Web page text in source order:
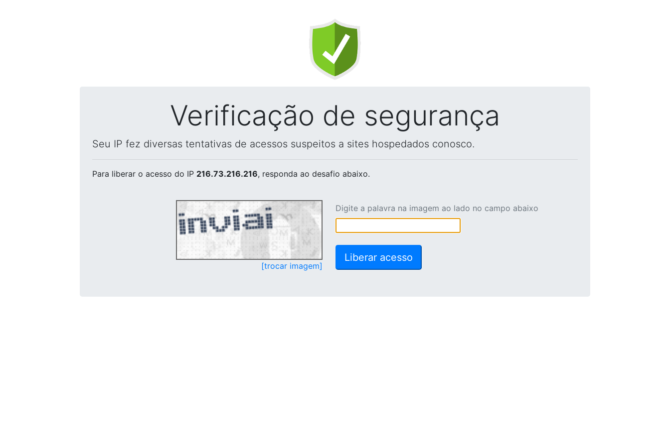
Verificação de segurança
Seu IP fez diversas tentativas de acessos suspeitos a sites hospedados conosco.
Para liberar o acesso do IP 216.73.216.216, responda ao desafio abaixo.
[trocar imagem]
Digite a palavra na imagem ao lado no campo abaixo